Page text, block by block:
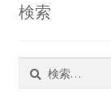
検索